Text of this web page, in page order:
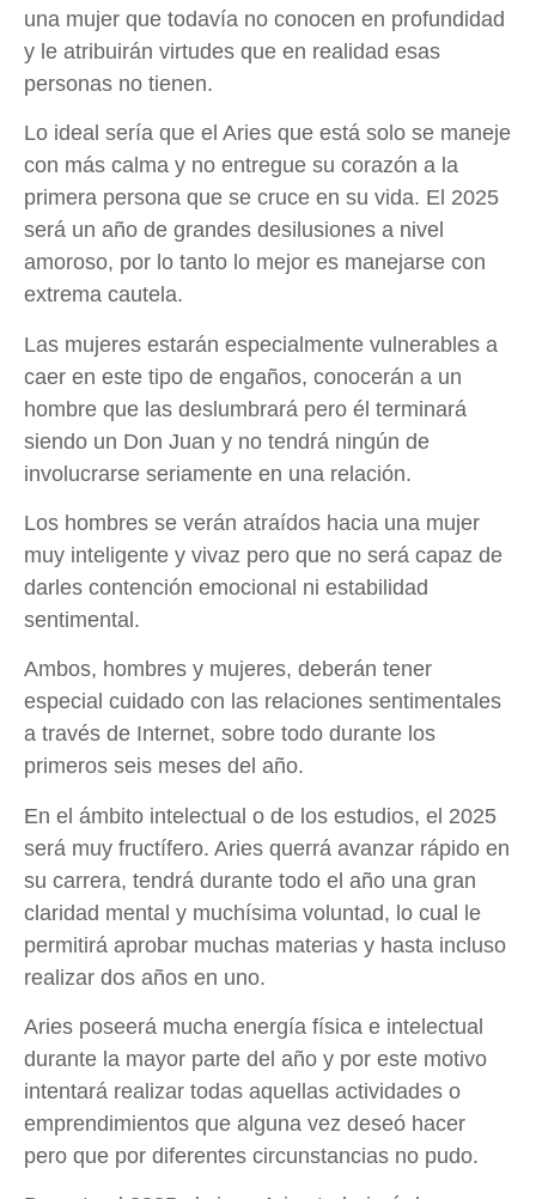
una mujer que todavía no conocen en profundidad
y le atribuirán virtudes que en realidad esas
personas no tienen.
Lo ideal sería que el Aries que está solo se maneje
con más calma y no entregue su corazón a la
primera persona que se cruce en su vida. El 2025
será un año de grandes desilusiones a nivel
amoroso, por lo tanto lo mejor es manejarse con
extrema cautela.
Las mujeres estarán especialmente vulnerables a
caer en este tipo de engaños, conocerán a un
hombre que las deslumbrará pero él terminará
siendo un Don Juan y no tendrá ningún de
involucrarse seriamente en una relación.
Los hombres se verán atraídos hacia una mujer
muy inteligente y vivaz pero que no será capaz de
darles contención emocional ni estabilidad
sentimental.
Ambos, hombres y mujeres, deberán tener
especial cuidado con las relaciones sentimentales
a través de Internet, sobre todo durante los
primeros seis meses del año.
En el ámbito intelectual o de los estudios, el 2025
será muy fructífero. Aries querrá avanzar rápido en
su carrera, tendrá durante todo el año una gran
claridad mental y muchísima voluntad, lo cual le
permitirá aprobar muchas materias y hasta incluso
realizar dos años en uno.
Aries poseerá mucha energía física e intelectual
durante la mayor parte del año y por este motivo
intentará realizar todas aquellas actividades o
emprendimientos que alguna vez deseó hacer
pero que por diferentes circunstancias no pudo.